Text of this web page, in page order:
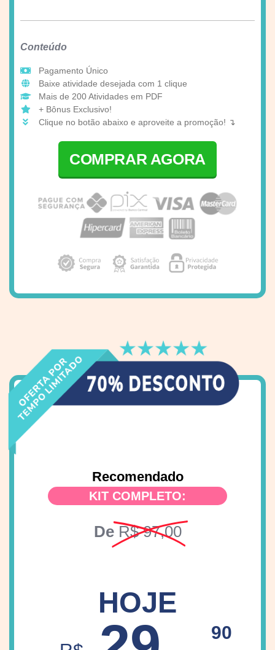
Conteúdo
Pagamento Único
Baixe atividade desejada com 1 clique
Mais de 200 Atividades em PDF
+ Bônus Exclusivo!
Clique no botão abaixo e aproveite a promoção! ↴
COMPRAR AGORA
Recomendado
KIT COMPLETO:
De R$ 97,00
HOJE
90